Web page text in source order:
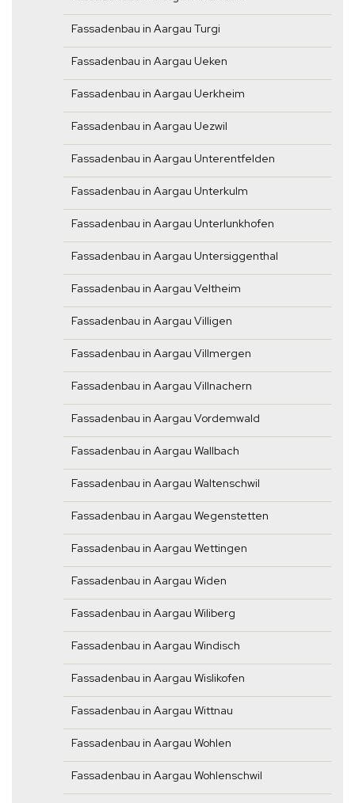
Fassadenbau in Aargau Turgi
Fassadenbau in Aargau Ueken
Fassadenbau in Aargau Uerkheim
Fassadenbau in Aargau Uezwil
Fassadenbau in Aargau Unterentfelden
Fassadenbau in Aargau Unterkulm
Fassadenbau in Aargau Unterlunkhofen
Fassadenbau in Aargau Untersiggenthal
Fassadenbau in Aargau Veltheim
Fassadenbau in Aargau Villigen
Fassadenbau in Aargau Villmergen
Fassadenbau in Aargau Villnachern
Fassadenbau in Aargau Vordemwald
Fassadenbau in Aargau Wallbach
Fassadenbau in Aargau Waltenschwil
Fassadenbau in Aargau Wegenstetten
Fassadenbau in Aargau Wettingen
Fassadenbau in Aargau Widen
Fassadenbau in Aargau Wiliberg
Fassadenbau in Aargau Windisch
Fassadenbau in Aargau Wislikofen
Fassadenbau in Aargau Wittnau
Fassadenbau in Aargau Wohlen
Fassadenbau in Aargau Wohlenschwil